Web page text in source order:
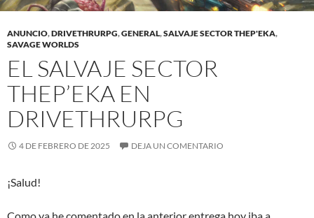
ANUNCIO,DRIVETHRURPG,GENERAL,SALVAJE SECTOR THEP'EKA,
SAVAGE WORLDS
EL SALVAJE SECTOR
THEP’EKA EN
DRIVETHRURPG
4 DE FEBRERO DE 2025 DEJA UN COMENTARIO
¡Salud!